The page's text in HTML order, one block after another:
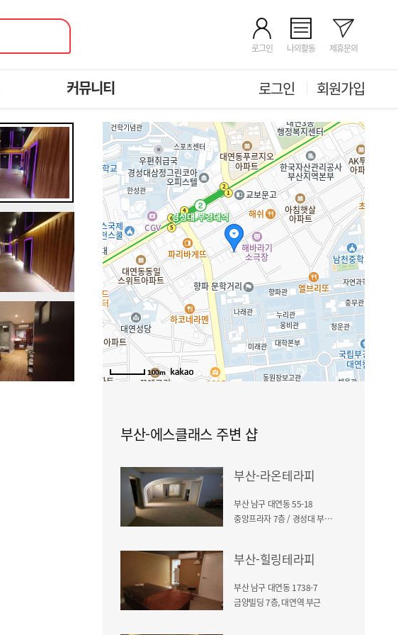
로그인 나의활동 제휴문의
커뮤니티 로그인 회원가입
100m
부산-에스클래스 주변 샵
부산-라온테라피
부산 남구 대연동 55-18
중앙프라자 7층 / 경성대 부경대역
부산-힐링테라피
부산 남구 대연동 1738-7
금양빌딩 7층, 대연역 부근